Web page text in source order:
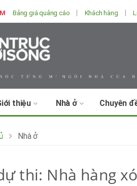
Bảng giá quảng cáo Khách hàng
thiệu Nhà ở Chuyên
Nhà ở
thi: Nhà hàng